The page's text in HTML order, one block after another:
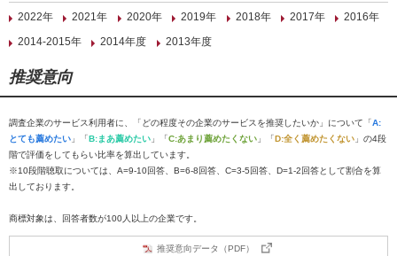
2022年
2021年 2020年 2019年 2018年 2017年
2016年
2014-2015年
2014年度 2013年度
推奨意向
調査企業のサービス利用者に、「どの程度その企業のサービスを推奨したいか」について「A:
とても薦めたい 」「B:まあ薦めたい 」「C:あまり薦めたくない 」「D:全く薦めたくない 」の4段
階で評価をしてもらい比率を算出しています。
※10段階聴取については、A=9-10回答、B=6-8回答、C=3-5回答、D=1-2回答として割合を算
出しております。
商標対象は、回答者数が100人以上の企業です。
推奨意向データ（PDF）